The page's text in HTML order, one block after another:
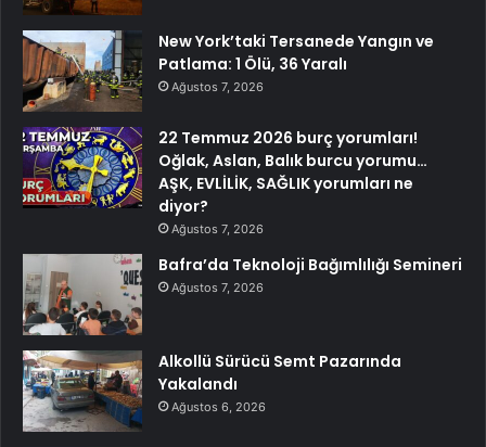
New York’taki Tersanede Yangın ve
Patlama: 1 Ölü, 36 Yaralı
Ağustos 7, 2026
22 Temmuz 2026 burç yorumları!
Oğlak, Aslan, Balık burcu yorumu…
AŞK, EVLİLİK, SAĞLIK yorumları ne
diyor?
Ağustos 7, 2026
Bafra’da Teknoloji Bağımlılığı Semineri
Ağustos 7, 2026
Alkollü Sürücü Semt Pazarında
Yakalandı
Ağustos 6, 2026